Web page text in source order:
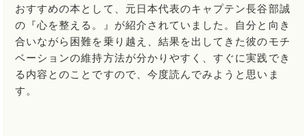
おすすめの本として、元日本代表のキャプテン長谷部誠
の『心を整える。』が紹介されていました。自分と向き
合いながら困難を乗り越え、結果を出してきた彼のモチ
ベーションの維持方法が分かりやすく、すぐに実践でき
る内容とのことですので、今度読んでみようと思いま
す。